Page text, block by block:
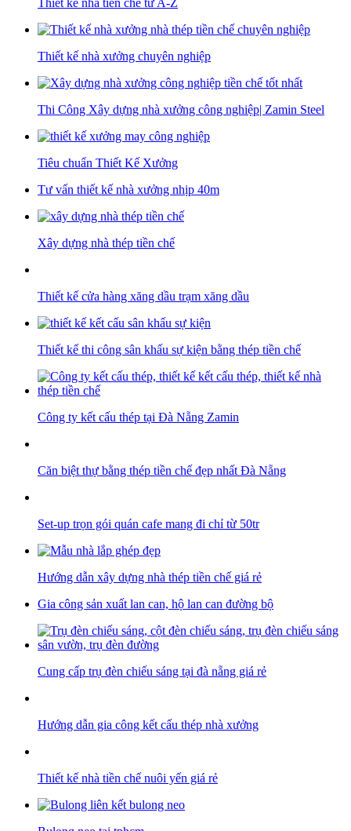
Thiết kế nhà tiền chế từ A-Z
Thiết kế nhà xưởng chuyên nghiệp
Thi Công Xây dựng nhà xưởng công nghiệp| Zamin Steel
Tiêu chuẩn Thiết Kế Xưởng
Tư vấn thiết kế nhà xưởng nhịp 40m
Xây dựng nhà thép tiền chế
Thiết kế cửa hàng xăng dầu trạm xăng dầu
Thiết kế thi công sân khấu sự kiện bằng thép tiền chế
Công ty kết cấu thép tại Đà Nẵng Zamin
Căn biệt thự bằng thép tiền chế đẹp nhất Đà Nẵng
Set-up trọn gói quán cafe mang đi chỉ từ 50tr
Hướng dẫn xây dựng nhà thép tiền chế giá rẻ
Gia công sản xuất lan can, hộ lan can đường bộ
Cung cấp trụ đèn chiếu sáng tại đà nẵng giá rẻ
Hướng dẫn gia công kết cấu thép nhà xưởng
Thiết kế nhà tiền chế nuôi yến giá rẻ